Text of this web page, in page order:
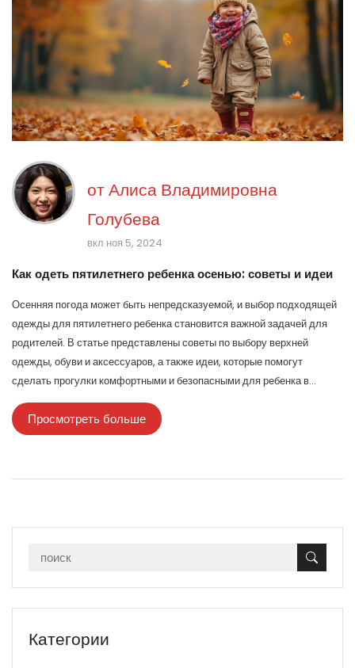
отАлиса Владимировна
Голубева
вкл ноя 5, 2024
Как одеть пятилетнего ребенка осенью: советы и идеи
Осенняя погода может быть непредсказуемой, и выбор подходящей
одежды для пятилетнего ребенка становится важной задачей для
родителей. В статье представлены советы по выбору верхней
одежды, обуви и аксессуаров, а также идеи, которые помогут
сделать прогулки комфортными и безопасными для ребенка в
осенний сезон. Теплые и удобные материалы, многослойность и
правильный выбор размеров — залог того, что ваш ребенок будет
чувствовать себя уютно в любую погоду. Рассмотрим также
Просмотреть больше
Категории